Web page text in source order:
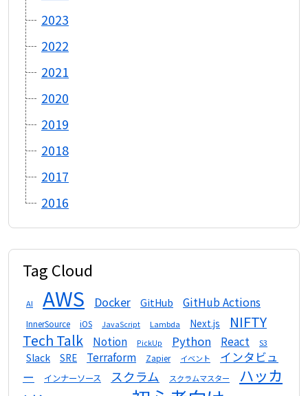
2023
2022
2021
2020
2019
2018
2017
2016
Tag Cloud
AI AWS Docker GitHub GitHub Actions
InnerSource iOS JavaScript Lambda Next.js
NIFTY
Tech Talk
Notion PickUp Python React S3
Slack SRE Terraform Zapier イベント
インタビュ
ー
インナーソース スクラム スクラムマスター
ハッカ